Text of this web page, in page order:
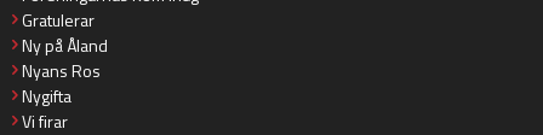
Gratulerar
Ny på Åland
Nyans Ros
Nygifta
Vi firar